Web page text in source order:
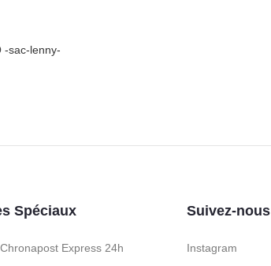
Spéciaux
Express 24h
Suivez-nous
Instagram